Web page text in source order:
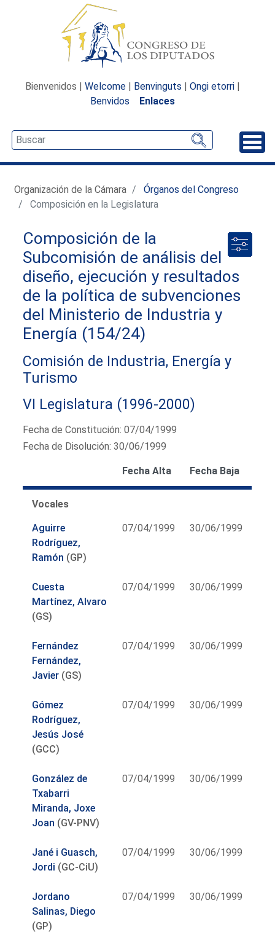
Bienvenidos | Welcome | Benvinguts | Ongi etorri |
Benvidos
Enlaces
Organización de la Cámara
Órganos del Congreso
Composición en la Legislatura
Composición de la
Subcomisión de análisis del
diseño, ejecución y resultados
de la política de subvenciones
del Ministerio de Industria y
Energía (154/24)
Comisión de Industria, Energía y
Turismo
VI Legislatura (1996-2000)
Fecha de Constitución: 07/04/1999
Fecha de Disolución: 30/06/1999
Fecha Alta Fecha Baja
Vocales
Aguirre
Rodríguez,
Ramón (GP)
07/04/1999 30/06/1999
Cuesta
Martínez, Alvaro
(GS)
07/04/1999 30/06/1999
Fernández
Fernández,
Javier (GS)
07/04/1999 30/06/1999
Gómez
Rodríguez,
Jesús José
(GCC)
07/04/1999 30/06/1999
González de
Txabarri
Miranda, Joxe
Joan (GV-PNV)
07/04/1999 30/06/1999
Jané i Guasch,
Jordi (GC-CiU)
07/04/1999 30/06/1999
Jordano
Salinas, Diego
(GP)
07/04/1999 30/06/1999